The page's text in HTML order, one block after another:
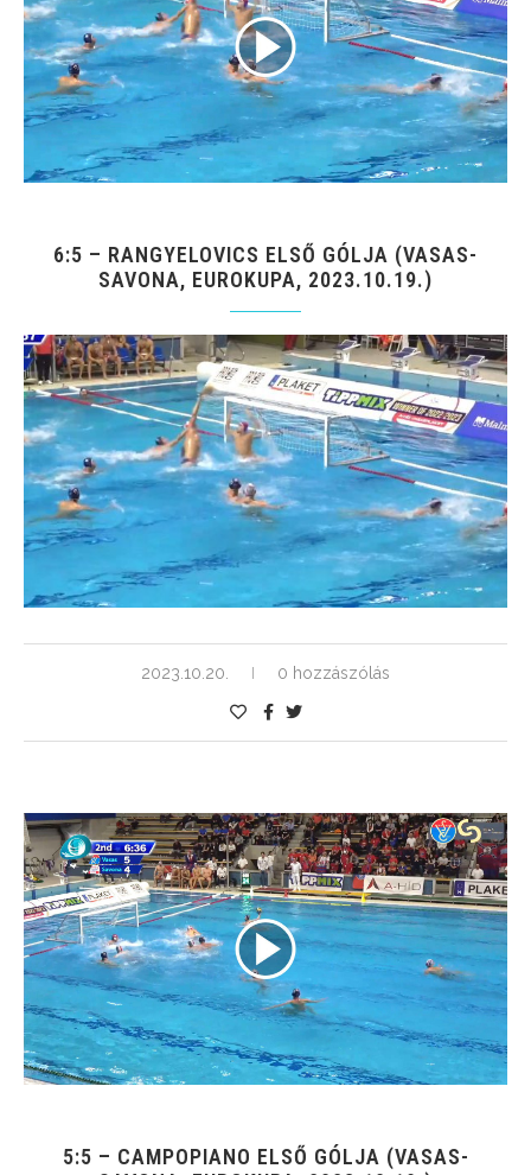
6:5 – RANGYELOVICS ELSŐ GÓLJA (VASAS-
SAVONA, EUROKUPA, 2023.10.19.)
2023.10.20. 0 hozzászólás
5:5 – CAMPOPIANO ELSŐ GÓLJA (VASAS-